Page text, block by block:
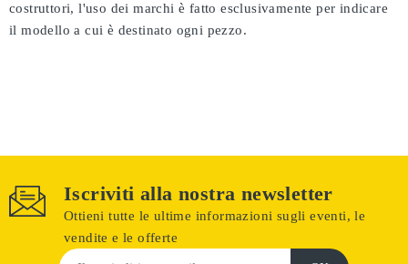
costruttori, l'uso dei marchi è fatto esclusivamente per indicare
il modello a cui è destinato ogni pezzo.
Iscriviti alla nostra newsletter
Ottieni tutte le ultime informazioni sugli eventi, le
vendite e le offerte